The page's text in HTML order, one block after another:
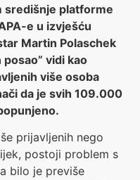
središnje platforme
e u izvješću
Martin Polaschek
posao” vidi kao
više osoba
da je svih 109.000
prijavljenih nego
postoji problem s
bilo je previše